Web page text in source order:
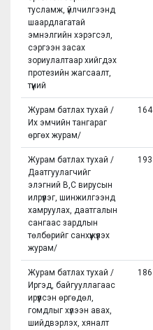
тусламж, үйлчилгээнд
шаардлагатай
эмнэлгийн хэрэгсэл,
сэргээн засах
зориулалтаар хийгдэх
протезийн жагсаалт,
түүний
Журам батлах тухай /
Их эмчийн тангараг
өргөх журам/
164
Журам батлах тухай /
Даатгуулагчийг
элэгний В,С вирусын
илрүүлэг, шинжилгээнд
хамруулах, даатгалын
сангаас зардлын
төлбөрийг санхүүжүүлэх
журам/
193
Журам батлах тухай /
Иргэд, байгууллагаас
ирүүлсэн өргөдөл,
гомдлыг хүлээн авах,
шийдвэрлэх, хяналт
186